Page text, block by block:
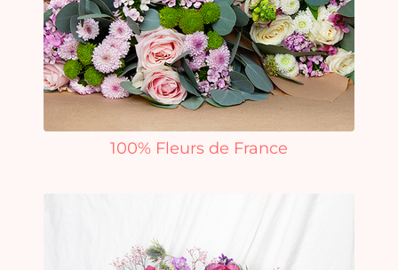
100% Fleurs de France